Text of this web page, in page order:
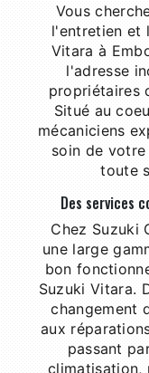
Vous
l'entretien et
Vitara à
l'adresse
propriétaires
Situé au
mécaniciens
soin de
toute
Des services
Chez Suzuki
une large
bon
Suzuki Vitara.
changement
aux
passant
climatisation,